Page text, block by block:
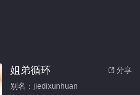
 分享
姐弟循环
别名：jiedixunhuan